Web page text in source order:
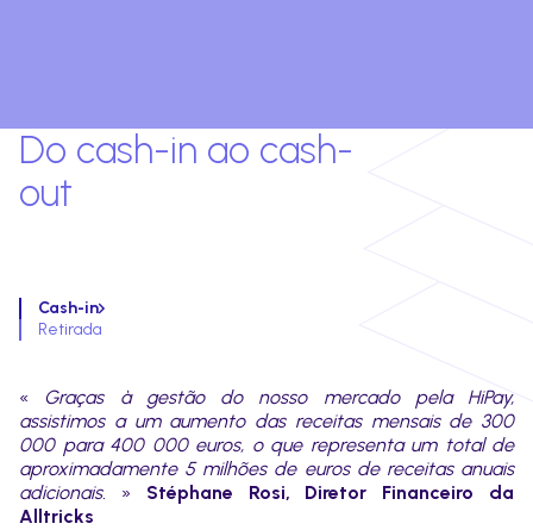
Do cash-in ao cash-
out
Cash-in
Retirada
« Graças à gestão do nosso mercado pela HiPay,
assistimos a um aumento das receitas mensais de 300
000 para 400 000 euros, o que representa um total de
aproximadamente 5 milhões de euros de receitas anuais
adicionais. » Stéphane Rosi, Diretor Financeiro da
Alltricks